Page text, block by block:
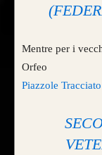
Mentre per i
Orfeo
Piazzole Tracciato